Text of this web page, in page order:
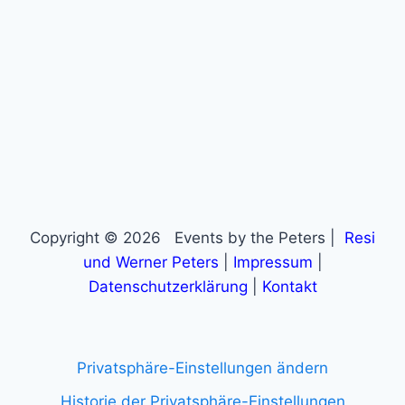
Copyright © 2026 Events by the Peters |
Resi
und Werner Peters
Impressum
Datenschutzerklärung
Kontakt
Privatsphäre-Einstellungen ändern
Historie der Privatsphäre-Einstellungen